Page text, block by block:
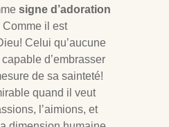
signe d’adoration
Comme il est
Celui qu’aucune
d’embrasser
de sa sainteté!
quand il veut
l’aimions, et